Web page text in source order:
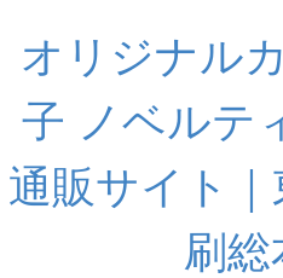
オリジナル
子 ノベルテ
通販サイト
刷総